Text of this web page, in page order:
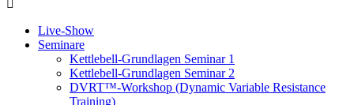
Live-Show
Seminare
Kettlebell-Grundlagen Seminar 1
Kettlebell-Grundlagen Seminar 2
DVRT™-Workshop (Dynamic Variable Resistance
Training)